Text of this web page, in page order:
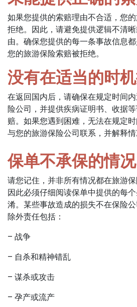
如果您提供的索赔理由不合适，您
拒绝。因此，请避免提供逻辑不清
由。确保您提供的每一条事故信息
您的旅游保险索赔被拒绝。
没有在适当的时
在返回国内后，请确保在规定时间
险公司，并提供疾病证明书、收据
赔。如果您遇到困难，无法在规定
与您的旅游保险公司联系，并解释情
保单不承保的情况
请您记住，并非所有情况都在旅游
因此必须仔细阅读保单中提供的每
淆。某些事故造成的损失不在保险
除外责任包括：
– 战争
– 自杀和精神错乱
– 谋杀或攻击
– 孕产或流产